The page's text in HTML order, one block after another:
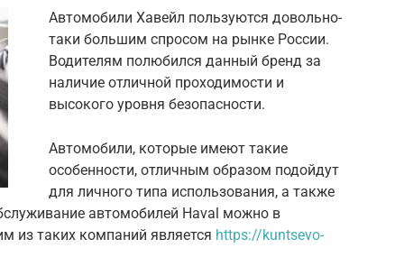
Автомобили Хавейл пользуются довольно-
таки большим спросом на рынке России.
Водителям полюбился данный бренд за
наличие отличной проходимости и
высокого уровня безопасности.
Автомобили, которые имеют такие
особенности, отличным образом подойдут
для личного типа использования, а также
автомобилей Haval можно в
из таких компаний является https://kuntsevo-